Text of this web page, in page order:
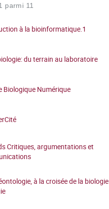
parmi 11
à la bioinformatique.1
du terrain au laboratoire
Biologique Numérique
Critiques, argumentations et
à la croisée de la